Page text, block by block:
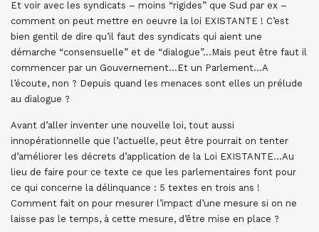
Et voir avec les syndicats – moins “rigides” que Sud par ex –
comment on peut mettre en oeuvre la loi EXISTANTE ! C’est
bien gentil de dire qu’il faut des syndicats qui aient une
démarche “consensuelle” et de “dialogue”…Mais peut être faut il
commencer par un Gouvernement…Et un Parlement…A
l’écoute, non ? Depuis quand les menaces sont elles un prélude
au dialogue ?
Avant d’aller inventer une nouvelle loi, tout aussi
innopérationnelle que l’actuelle, peut être pourrait on tenter
d’améliorer les décrets d’application de la Loi EXISTANTE…Au
lieu de faire pour ce texte ce que les parlementaires font pour
ce qui concerne la délinquance : 5 textes en trois ans !
Comment fait on pour mesurer l’impact d’une mesure si on ne
laisse pas le temps, à cette mesure, d’être mise en place ?